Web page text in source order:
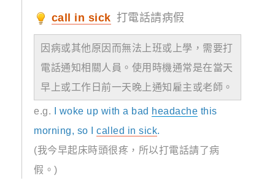
call in sick 打電話請病假
因病或其他原因而無法上班或上學，需要打
電話通知相關人員。使用時機通常是在當天
早上或工作日前一天晚上通知雇主或老師。
e.g. I woke up with a bad headache this
morning, so I called in sick.
(我今早起床時頭很疼，所以打電話請了病
假。)